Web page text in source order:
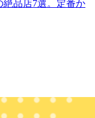
品店7選。定番か